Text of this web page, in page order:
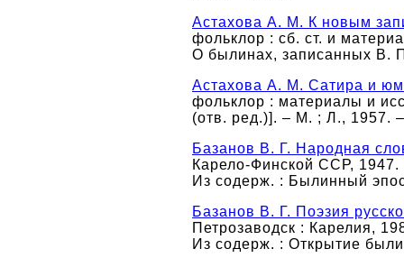
Астахова А. М. К новым
фольклор : сб. ст. и
О былинах, записанных В.
Астахова А. М. Сатира и
фольклор : материалы и
(отв. ред.)]. – М. ; Л., 1957.
Базанов В. Г. Народная
Карело-Финской ССР, 1947.
Из содерж. : Былинный
Базанов В. Г. Поэзия
Петрозаводск : Карелия,
Из содерж. : Открытие